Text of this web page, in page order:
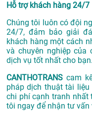
Hỗ trợ khách hàng 24/7
Chúng tôi luôn có đội
24/7, đảm bảo giải
khách hàng một cách
và chuyên nghiệp của
dịch vụ tốt nhất cho bạn.
CANTHOTRANS cam
pháp dịch thuật tài
chi phí cạnh tranh nhất
tôi ngay để nhận tư vấn